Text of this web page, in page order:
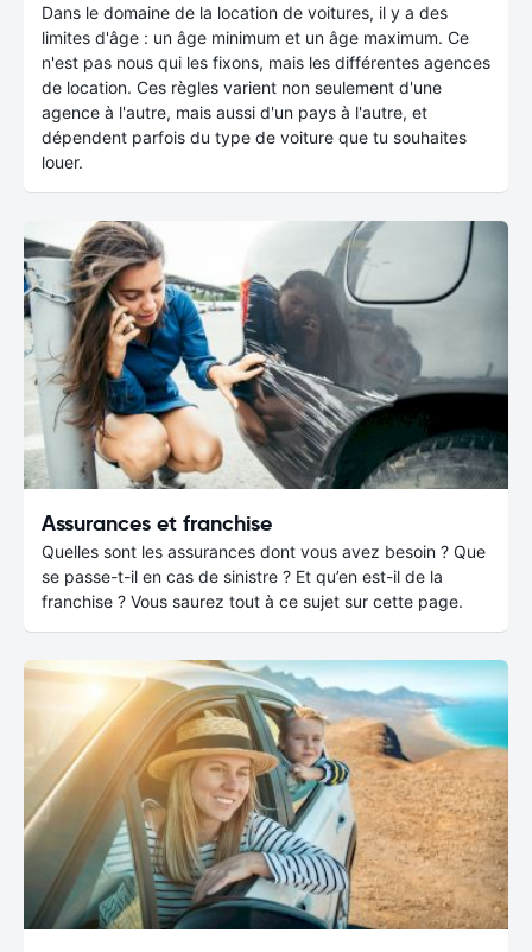
Dans le domaine de la location de voitures, il y a des
limites d'âge : un âge minimum et un âge maximum. Ce
n'est pas nous qui les fixons, mais les différentes agences
de location. Ces règles varient non seulement d'une
agence à l'autre, mais aussi d'un pays à l'autre, et
dépendent parfois du type de voiture que tu souhaites
louer.
Assurances et franchise
Quelles sont les assurances dont vous avez besoin ? Que
se passe-t-il en cas de sinistre ? Et qu’en est-il de la
franchise ? Vous saurez tout à ce sujet sur cette page.